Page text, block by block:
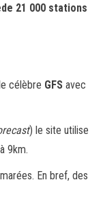
21 000 stations
célèbre GFS avec
) le site utilise
9km.
En bref, des